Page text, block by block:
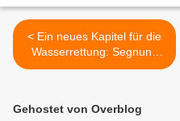
< Ein neues Kapitel für die
Wasserrettung: Segnung
des neuen Bugklappen-
Veitshöchheim-
Gehostet von Overblog